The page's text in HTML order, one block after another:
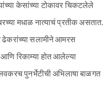
in
केसांच्या टोकावर चिकटलेले
मधाळ नात्याचं प्रतीक असतात.
ढेकरांच्या सलामीने आमरस
रिकाम्या होत आलेल्या
पुनर्भेटीची अभिलाषा बाळगत